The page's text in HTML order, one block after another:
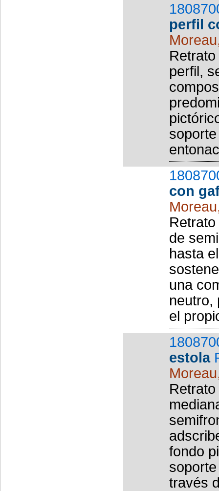
perfil
perfil,
con
de
hasta
una
neutro,
el
estola
fondo
través